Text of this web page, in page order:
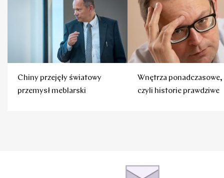
Chiny przejęły światowy
przemysł meblarski
Wnętrza ponadczasowe,
czyli historie prawdziwe